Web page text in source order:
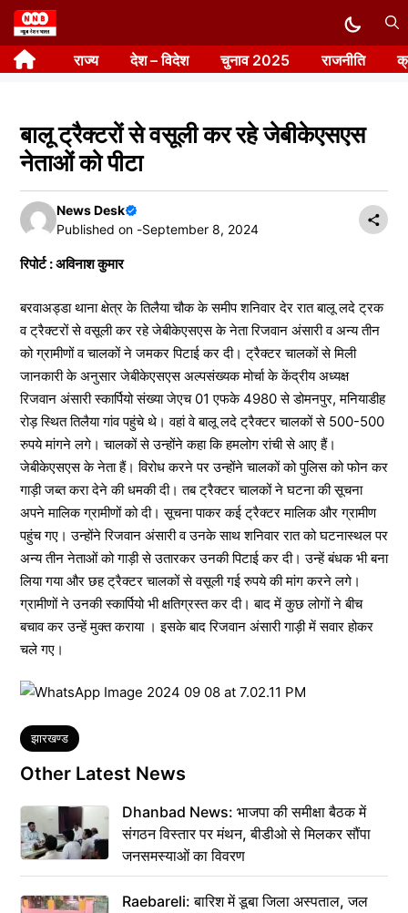
Skip
to
content राज्य देश – विदेश चुनाव 2025 राजनीति
बालू ट्रैक्टरों से वसूली कर रहे जेबीकेएसएस
नेताओं को पीटा
News Desk
Published on -September 8, 2024
रिपोर्ट : अविनाश कुमार
बरवाअड्डा थाना क्षेत्र के तिलैया चौक के समीप शनिवार देर रात बालू लदे ट्रक
व ट्रैक्टरों से वसूली कर रहे जेबीकेएसएस के नेता रिजवान अंसारी व अन्य तीन
को ग्रामीणों व चालकों ने जमकर पिटाई कर दी। ट्रैक्टर चालकों से मिली
जानकारी के अनुसार जेबीकेएसएस अल्पसंख्यक मोर्चा के केंद्रीय अध्यक्ष
रिजवान अंसारी स्कार्पियो संख्या जेएच 01 एफके 4980 से डोमनपुर, मनियाडीह
रोड़ स्थित तिलैया गांव पहुंचे थे। वहां वे बालू लदे ट्रैक्टर चालकों से 500-500
रुपये मांगने लगे। चालकों से उन्होंने कहा कि हमलोग रांची से आए हैं।
जेबीकेएसएस के नेता हैं। विरोध करने पर उन्होंने चालकों को पुलिस को फोन कर
गाड़ी जब्त करा देने की धमकी दी। तब ट्रैक्टर चालकों ने घटना की सूचना
अपने मालिक ग्रामीणों को दी। सूचना पाकर कई ट्रैक्टर मालिक और ग्रामीण
पहुंच गए। उन्होंने रिजवान अंसारी व उनके साथ शनिवार रात को घटनास्थल पर
अन्य तीन नेताओं को गाड़ी से उतारकर उनकी पिटाई कर दी। उन्हें बंधक भी बना
लिया गया और छह ट्रैक्टर चालकों से वसूली गई रुपये की मांग करने लगे।
ग्रामीणों ने उनकी स्कार्पियो भी क्षतिग्रस्त कर दी। बाद में कुछ लोगों ने बीच
बचाव कर उन्हें मुक्त कराया । इसके बाद रिजवान अंसारी गाड़ी में सवार होकर
चले गए।
Tags
झारखण्ड
Other Latest News
Dhanbad News: भाजपा की समीक्षा बैठक में
संगठन विस्तार पर मंथन, बीडीओ से मिलकर सौंपा
जनसमस्याओं का विवरण
Raebareli: बारिश में डूबा जिला अस्पताल, जल